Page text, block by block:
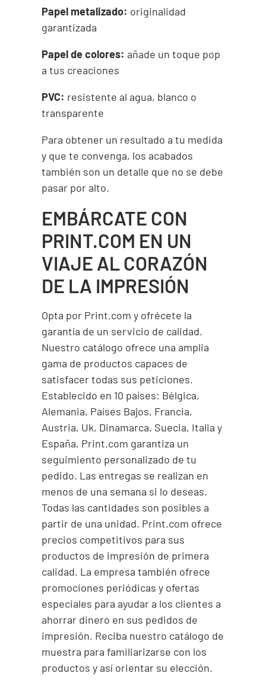
Papel metalizado: originalidad
garantizada
Papel de colores: añade un toque pop
a tus creaciones
PVC: resistente al agua, blanco o
transparente
Para obtener un resultado a tu medida
y que te convenga, los acabados
también son un detalle que no se debe
pasar por alto.
EMBÁRCATE CON
PRINT.COM EN UN
VIAJE AL CORAZÓN
DE LA IMPRESIÓN
Opta por Print.com y ofrécete la
garantía de un servicio de calidad.
Nuestro catálogo ofrece una amplia
gama de productos capaces de
satisfacer todas sus peticiones.
Establecido en 10 países: Bélgica,
Alemania, Países Bajos, Francia,
Austria, Uk, Dinamarca, Suecia, Italia y
España, Print.com garantiza un
seguimiento personalizado de tu
pedido. Las entregas se realizan en
menos de una semana si lo deseas.
Todas las cantidades son posibles a
partir de una unidad. Print.com ofrece
precios competitivos para sus
productos de impresión de primera
calidad. La empresa también ofrece
promociones periódicas y ofertas
especiales para ayudar a los clientes a
ahorrar dinero en sus pedidos de
impresión. Reciba nuestro catálogo de
muestra para familiarizarse con los
productos y así orientar su elección.